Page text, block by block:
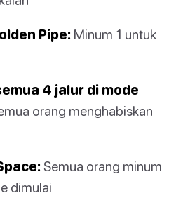
Pipe: Minum 1 untuk
4 jalur di mode
orang menghabiskan
Semua orang minum
dimulai